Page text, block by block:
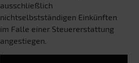
ausschließlich
nichtselbstständigen Einkünften
im Falle einer Steuererstattung
angestiegen.